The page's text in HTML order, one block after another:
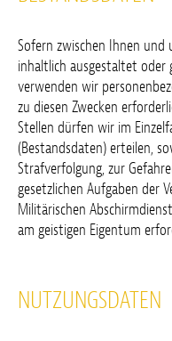
Sofern zwischen Ihnen und
inhaltlich ausgestaltet oder
verwenden wir
zu diesen Zwecken
Stellen dürfen wir im
(Bestandsdaten) erteilen,
Strafverfolgung, zur
gesetzlichen Aufgaben der
Militärischen
am geistigen Eigentum
NUTZUNGSDATEN